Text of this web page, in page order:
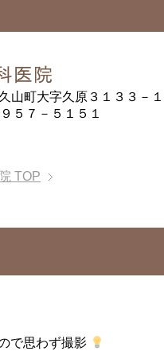
山町大字久原３１３３－１
５７－５１５１
TOP
で思わず撮影